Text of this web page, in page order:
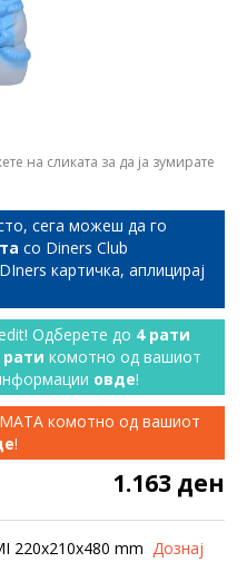
на сликата за да ја зумирате
сега можеш да го
со Diners Club
картичка, аплицирај
Одберете до 4 рати
комотно од вашиот
овде!
комотно од вашиот
!
1.163 ден
220x210x480 mm Дознај